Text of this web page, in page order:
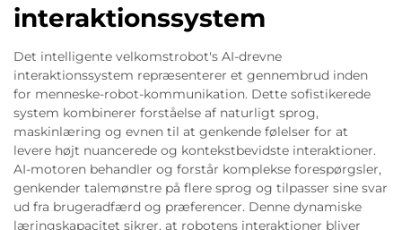
interaktionssystem
Det intelligente velkomstrobot's AI-drevne
interaktionssystem repræsenterer et gennembrud inden
for menneske-robot-kommunikation. Dette sofistikerede
system kombinerer forståelse af naturligt sprog,
maskinlæring og evnen til at genkende følelser for at
levere højt nuancerede og kontekstbevidste interaktioner.
AI-motoren behandler og forstår komplekse forespørgsler,
genkender talemønstre på flere sprog og tilpasser sine svar
ud fra brugeradfærd og præferencer. Denne dynamiske
læringskapacitet sikrer, at robotens interaktioner bliver